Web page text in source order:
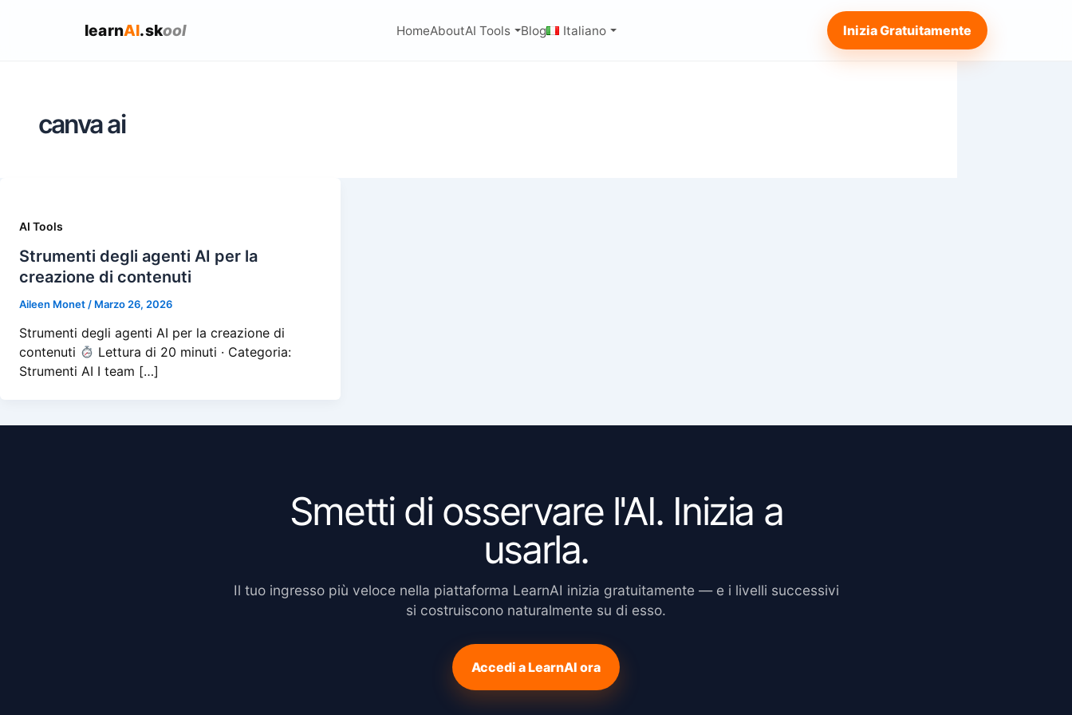
learnAI.skool HomeAboutAI Tools Blog Italiano Inizia Gratuitamente
canva ai
AI Tools
Strumenti degli agenti AI per la
creazione di contenuti
Aileen Monet / Marzo 26, 2026
Strumenti degli agenti AI per la creazione di
contenuti
Lettura di 20 minuti · Categoria:
Strumenti AI I team […]
Smetti di osservare l'AI. Inizia a
usarla.
Il tuo ingresso più veloce nella piattaforma LearnAI inizia gratuitamente — e i livelli successivi
si costruiscono naturalmente su di esso.
Accedi a LearnAI ora